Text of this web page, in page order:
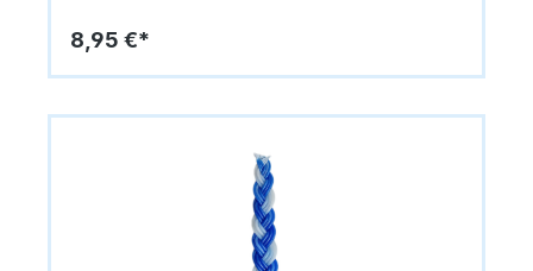
dekorative Flechtoptik wirkt sie besonders edel
und traditionell.Farbe: BlauDesign:
GeflochtenGröße: ca. 26 cmEin schöner und
Ritual.
8,95 €*